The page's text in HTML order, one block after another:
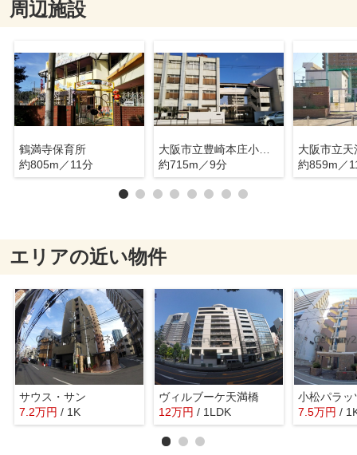
周辺施設
鶴満寺保育所
約805m／11分
大阪市立豊崎本庄小学校
約715m／9分
大阪市立天
約859m／
エリアの近い物件
サウス・サン
7.2万円 / 1K
ヴィルブーケ天満橋
12万円 / 1LDK 7.5万円 /